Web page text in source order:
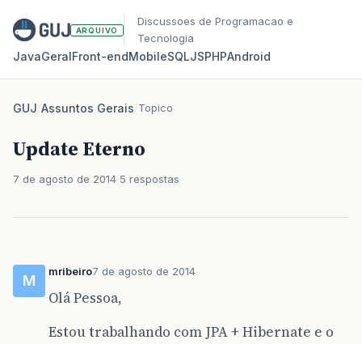
ARQUIVO
Discussoes de Programacao e
Tecnologia
JavaGeralFront‑endMobileSQLJSPHPAndroid
GUJ/Assuntos Gerais/Topico
Update Eterno
7 de agosto de 2014 5 respostas
M
mribeiro7 de agosto de 2014
Olá Pessoa,
Estou trabalhando com JPA + Hibernate e o